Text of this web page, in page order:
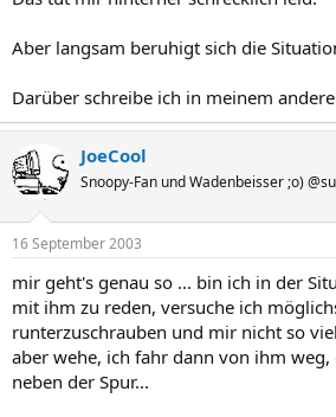
Aber langsam beruhigt sich die
Darüber schreibe ich in meinem
JoeCool
Snoopy-Fan und Wadenbeisser ;o)
16 September 2003
mir geht's genau so ... bin ich in der
mit ihm zu reden, versuche ich
runterzuschrauben und mir nicht so
aber wehe, ich fahr dann von ihm
neben der Spur...